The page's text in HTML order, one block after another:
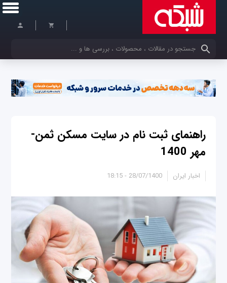
کلمات کلیدی خود را وارد کنید
راهنمای ثبت نام در سایت مسکن ثمن-
مهر 1400
28/07/1400 - 18:15 اخبار ایران